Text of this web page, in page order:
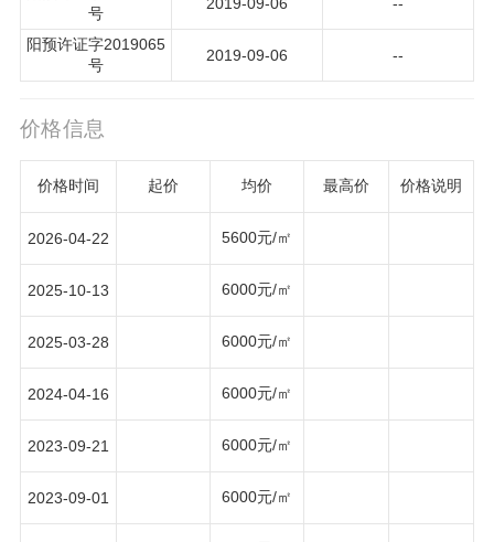
号
2019-09-06 --
阳预许证字2019065
号
2019-09-06 --
价格信息
价格时间 起价 均价 最高价 价格说明
2026-04-22 5600元/㎡
2025-10-13 6000元/㎡
2025-03-28 6000元/㎡
2024-04-16 6000元/㎡
2023-09-21 6000元/㎡
2023-09-01 6000元/㎡